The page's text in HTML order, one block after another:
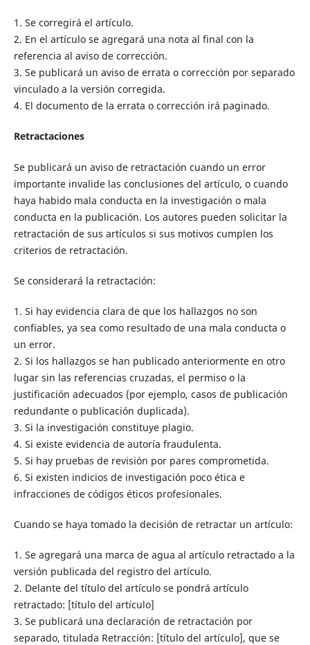
1. Se corregirá el artículo.
2. En el artículo se agregará una nota al final con la
referencia al aviso de corrección.
3. Se publicará un aviso de errata o corrección por separado
vinculado a la versión corregida.
4. El documento de la errata o corrección irá paginado.
Retractaciones
Se publicará un aviso de retractación cuando un error
importante invalide las conclusiones del artículo, o cuando
haya habido mala conducta en la investigación o mala
conducta en la publicación. Los autores pueden solicitar la
retractación de sus artículos si sus motivos cumplen los
criterios de retractación.
Se considerará la retractación:
1. Si hay evidencia clara de que los hallazgos no son
confiables, ya sea como resultado de una mala conducta o
un error.
2. Si los hallazgos se han publicado anteriormente en otro
lugar sin las referencias cruzadas, el permiso o la
justificación adecuados (por ejemplo, casos de publicación
redundante o publicación duplicada).
3. Si la investigación constituye plagio.
4. Si existe evidencia de autoría fraudulenta.
5. Si hay pruebas de revisión por pares comprometida.
6. Si existen indicios de investigación poco ética e
infracciones de códigos éticos profesionales.
Cuando se haya tomado la decisión de retractar un artículo:
1. Se agregará una marca de agua al artículo retractado a la
versión publicada del registro del artículo.
2. Delante del título del artículo se pondrá artículo
retractado: [título del artículo]
3. Se publicará una declaración de retractación por
separado, titulada Retracción: [título del artículo], que se